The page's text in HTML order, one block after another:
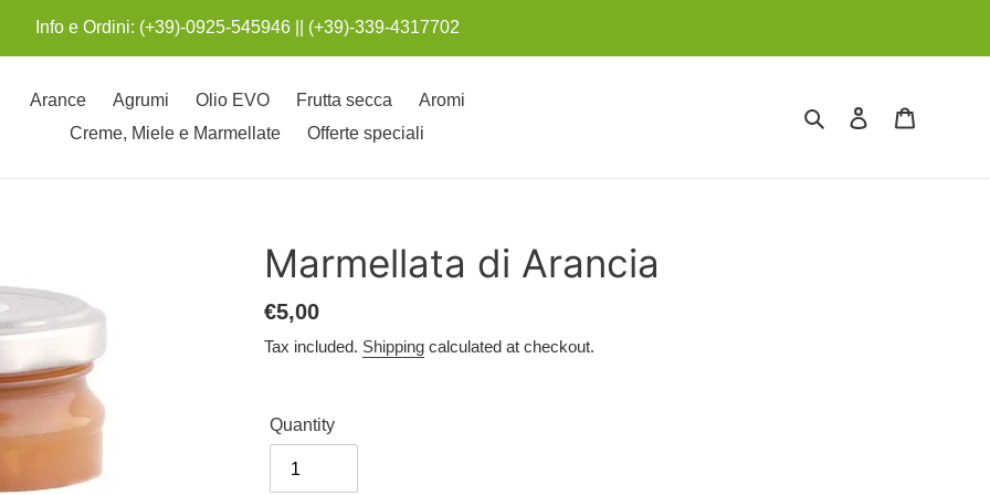
Info e Ordini: (+39)-0925-545946 || (+39)-339-4317702
Arance Agrumi Olio EVO Frutta secca
Aromi
Creme, Miele e Marmellate
Offerte speciali
SearchLog in
Marmellata di Arancia
Regular
price
€5,00
Tax included. Shipping calculated at checkout.
Quantity